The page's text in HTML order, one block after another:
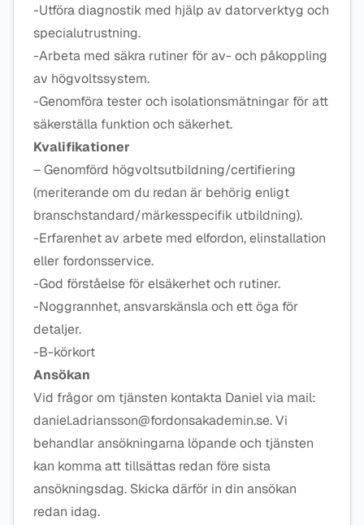
-Utföra diagnostik med hjälp av datorverktyg och
specialutrustning.
-Arbeta med säkra rutiner för av- och påkoppling
av högvoltssystem.
-Genomföra tester och isolationsmätningar för att
säkerställa funktion och säkerhet.
Kvalifikationer
– Genomförd högvoltsutbildning/certifiering
(meriterande om du redan är behörig enligt
branschstandard/märkesspecifik utbildning).
-Erfarenhet av arbete med elfordon, elinstallation
eller fordonsservice.
-God förståelse för elsäkerhet och rutiner.
-Noggrannhet, ansvarskänsla och ett öga för
detaljer.
-B-körkort
Ansökan
Vid frågor om tjänsten kontakta Daniel via mail:
daniel.adriansson@fordonsakademin.se. Vi
behandlar ansökningarna löpande och tjänsten
kan komma att tillsättas redan före sista
ansökningsdag. Skicka därför in din ansökan
redan idag.